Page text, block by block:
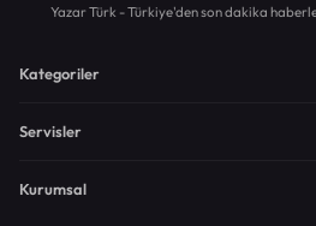
Yazar Türk - Türkiye'den son dakika
Kategoriler
Servisler
Kurumsal